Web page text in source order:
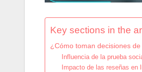
Key sections in the
¿Cómo toman decisiones
Influencia de la prueba
Impacto de las reseñas en